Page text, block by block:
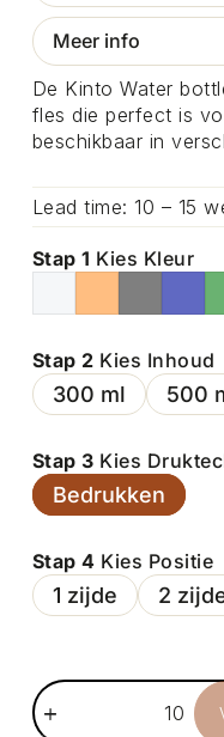
Meer info
De Kinto Water
fles die perfect is
beschikbaar in
Lead time: 10 – 15
Stap 1 Kies Kleur
Stap 2 Kies Inhoud
300 ml 500
Stap 3 Kies
Bedrukken
Stap 4 Kies Positie
1 zijde 2